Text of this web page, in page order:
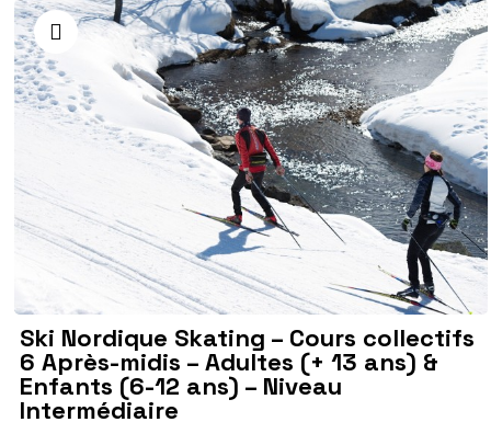
Ski Nordique Skating – Cours collectifs
6 Après-midis – Adultes (+ 13 ans) &
Enfants (6-12 ans) – Niveau
Intermédiaire